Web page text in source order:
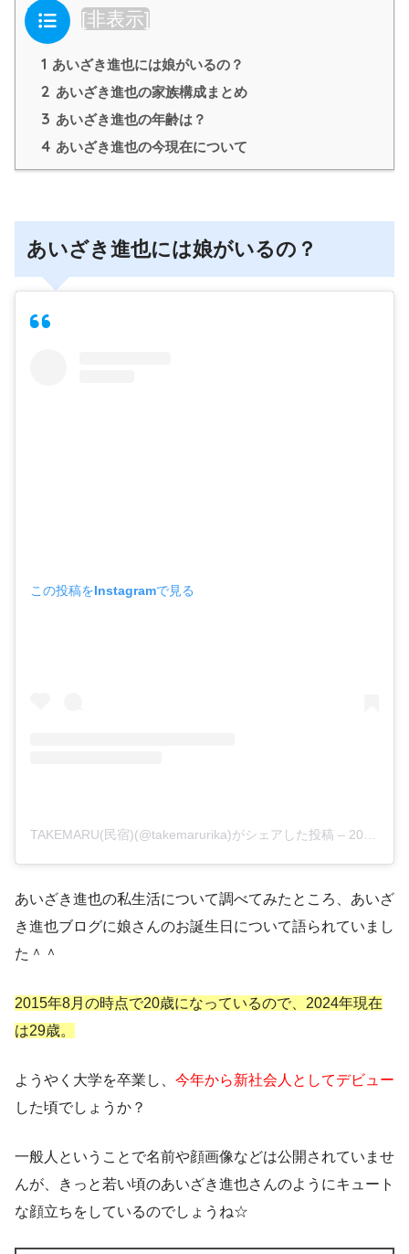
目次 [非表示]
1 あいざき進也には娘がいるの？
2 あいざき進也の家族構成まとめ
3 あいざき進也の年齢は？
4 あいざき進也の今現在について
あいざき進也には娘がいるの？
この投稿をInstagramで見る
TAKEMARU(民宿)(@takemarurika)がシェアした投稿 – 2019年 2月月21日午前2時38分PST
あいざき進也の私生活について調べてみたところ、あいざ
き進也ブログに娘さんのお誕生日について語られていまし
た＾＾
2015年8月の時点で20歳になっているので、2024年現在
は29歳。
ようやく大学を卒業し、 今年から新社会人としてデビュー
した頃でしょうか？
一般人ということで名前や顔画像などは公開されていませ
んが、きっと 若い頃のあいざき進也さんのようにキュート
な顔立ち をしているのでしょうね☆